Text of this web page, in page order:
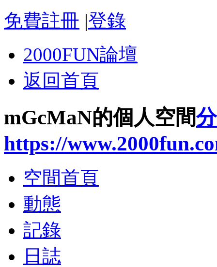
免費註冊 |登錄
2000FUN論壇
返回首頁
mGcMaN的個人空間
https://
空間首頁
動態
記錄
日誌